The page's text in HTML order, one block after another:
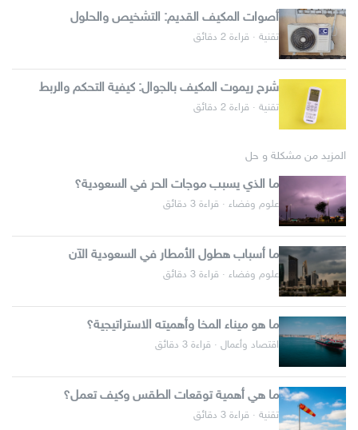
أصوات المكيف القديم: التشخيص والحلول
تقنية · قراءة 2 دقائق
شرح ريموت المكيف بالجوال: كيفية التحكم والربط
تقنية · قراءة 2 دقائق
المزيد من مشكلة و حل
ما الذي يسبب موجات الحر في السعودية؟
علوم وفضاء · قراءة 3 دقائق
ما أسباب هطول الأمطار في السعودية الآن
علوم وفضاء · قراءة 3 دقائق
ما هو ميناء المخا وأهميته الاستراتيجية؟
اقتصاد وأعمال · قراءة 3 دقائق
ما هي أهمية توقعات الطقس وكيف تعمل؟
تقنية · قراءة 3 دقائق